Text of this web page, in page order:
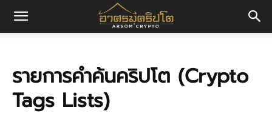
รายการคำค้นคริปโต (Crypto
Tags Lists)